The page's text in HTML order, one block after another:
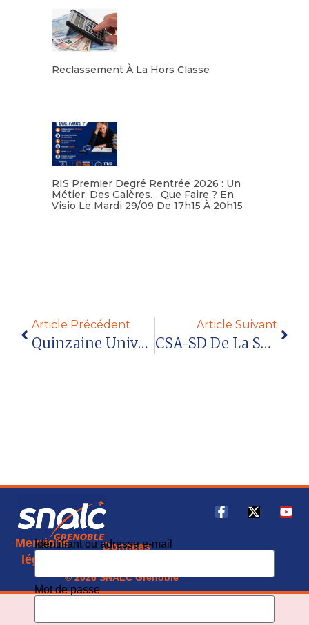
Reclassement À La Hors Classe
RIS Premier Degré Rentrée 2026 : Un
Métier, Des Galères… Que Faire ? En
Visio Le Mardi 29/09 De 17h15 À 20h15
Article Précédent
Quinzaine Universitaire N°1478 Juin 2023
Article Suivant
CSA-SD De La Savoie : Carte Scolaire 1er Degré Du 29 Juin 2023
Mentions
légales
Données
© 2026 SNALC Grenoble
Identifiant ou adresse e-mail
Mot de passe